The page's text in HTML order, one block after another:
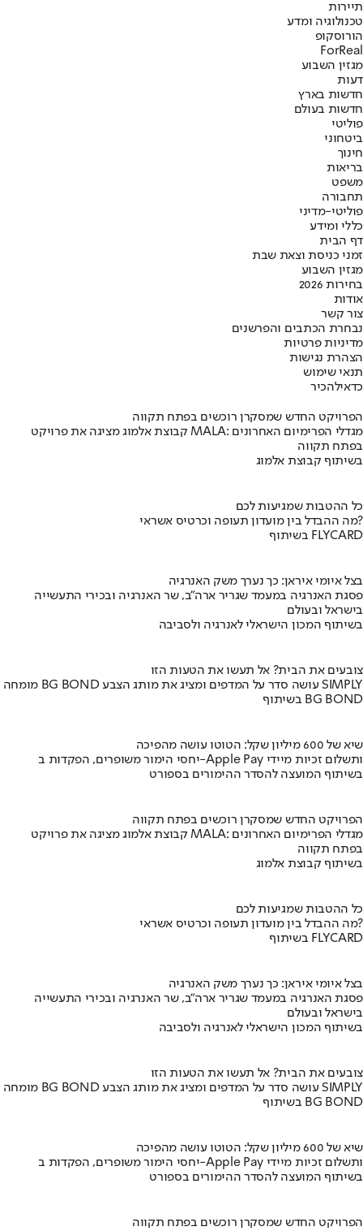
תיירות
טכנולוגיה ומדע
הורוסקופ
ForReal
מגזין השבוע
דעות
חדשות בארץ
חדשות בעולם
פוליטי
ביטחוני
חינוך
בריאות
משפט
תחבורה
פוליטי-מדיני
כללי ומידע
דף הבית
זמני כניסת וצאת שבת
מגזין השבוע
בחירות 2026
אודות
צור קשר
נבחרת הכתבים והפרשנים
מדיניות פרטיות
הצהרת נגישות
תנאי שימוש
כדאילהכיר
הפרויקט החדש שמסקרן רוכשים בפתח תקווה
קבוצת אלמוג מציגה את פרויקט MALA: מגדלי הפרימיום האחרונים
בפתח תקווה
בשיתוף קבוצת אלמוג
כל ההטבות שמגיעות לכם
מה ההבדל בין מועדון תעופה וכרטיס אשראי?
בשיתוף FLYCARD
בצל איומי איראן: כך נערך משק האנרגיה
פסגת האנרגיה במעמד שגריר ארה"ב, שר האנרגיה ובכירי התעשייה
בישראל ובעולם
בשיתוף המכון הישראלי לאנרגיה ולסביבה
צובעים את הבית? אל תעשו את הטעות הזו
מומחה BG BOND עושה סדר על המדפים ומציג את מותג הצבע SIMPLY
בשיתוף BG BOND
שיא של 600 מיליון שקל: הטוטו עושה מהפיכה
יחסי הימור משופרים, הפקדות ב-Apple Pay ותשלום זכיות מיידי
בשיתוף המועצה להסדר ההימורים בספורט
הפרויקט החדש שמסקרן רוכשים בפתח תקווה
קבוצת אלמוג מציגה את פרויקט MALA: מגדלי הפרימיום האחרונים
בפתח תקווה
בשיתוף קבוצת אלמוג
כל ההטבות שמגיעות לכם
מה ההבדל בין מועדון תעופה וכרטיס אשראי?
בשיתוף FLYCARD
בצל איומי איראן: כך נערך משק האנרגיה
פסגת האנרגיה במעמד שגריר ארה"ב, שר האנרגיה ובכירי התעשייה
בישראל ובעולם
בשיתוף המכון הישראלי לאנרגיה ולסביבה
צובעים את הבית? אל תעשו את הטעות הזו
מומחה BG BOND עושה סדר על המדפים ומציג את מותג הצבע SIMPLY
בשיתוף BG BOND
שיא של 600 מיליון שקל: הטוטו עושה מהפיכה
יחסי הימור משופרים, הפקדות ב-Apple Pay ותשלום זכיות מיידי
בשיתוף המועצה להסדר ההימורים בספורט
הפרויקט החדש שמסקרן רוכשים בפתח תקווה